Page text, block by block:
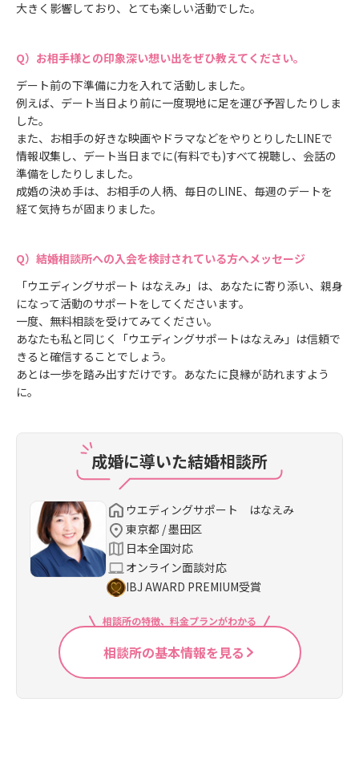
大きく影響しており、とても楽しい活動でした。
お相手様との印象深い想い出をぜひ教えてください。
デート前の下準備に力を入れて活動しました。
例えば、デート当日より前に一度現地に足を運び予習したりしま
した。
また、お相手の好きな映画やドラマなどをやりとりしたLINEで
情報収集し、デート当日までに(有料でも)すべて視聴し、会話の
準備をしたりしました。
成婚の決め手は、お相手の人柄、毎日のLINE、毎週のデートを
経て気持ちが固まりました。
結婚相談所への入会を検討されている方へメッセージ
「ウエディングサポート はなえみ」は、あなたに寄り添い、親身
になって活動のサポートをしてくださいます。
一度、無料相談を受けてみてください。
あなたも私と同じく「ウエディングサポートはなえみ」は信頼で
きると確信することでしょう。
あとは一歩を踏み出すだけです。あなたに良縁が訪れますよう
に。
成婚に導いた結婚相談所
ウエディングサポート はなえみ
東京都 / 墨田区
日本全国対応
オンライン面談対応
IBJ AWARD PREMIUM受賞
相談所の特徴、料金プランがわかる
相談所の基本情報を見る